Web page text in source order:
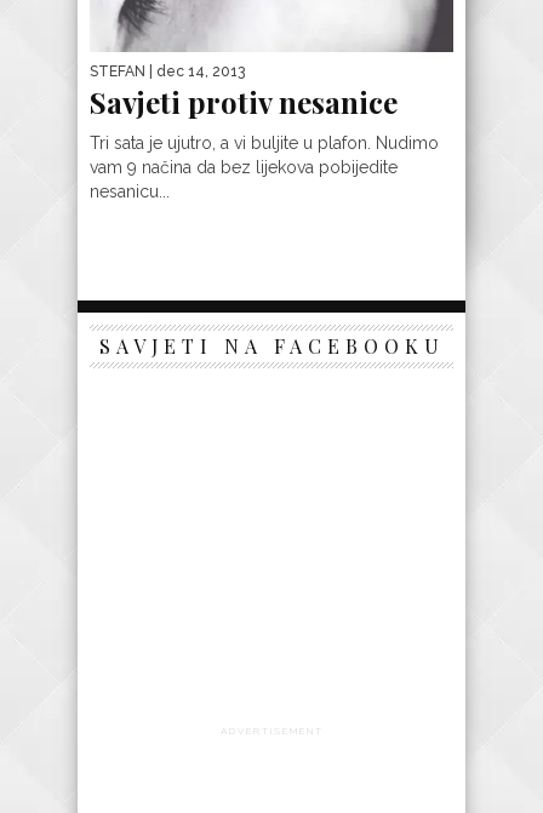
STEFAN | dec 14, 2013
Savjeti protiv nesanice
Tri sata je ujutro, a vi buljite u plafon. Nudimo
vam 9 načina da bez lijekova pobijedite
nesanicu...
SAVJETI NA FACEBOOKU
ADVERTISEMENT